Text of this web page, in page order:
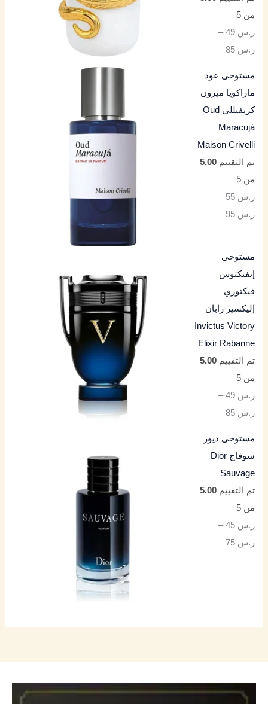
من 5
ر.س 49
–
ر.س 85
مستوحى عود
ماراكويا ميزون
كريفيللي Oud
Maracujá
Maison Crivelli
تم التقييم5.00
من 5
ر.س 55
–
ر.س 95
مستوحى
إنفيكتوس
فيكتوري
إليكسير رابان
Invictus Victory
Elixir Rabanne
تم التقييم5.00
من 5
ر.س 49
–
ر.س 85
مستوحى ديور
سوفاج Dior
Sauvage
تم التقييم5.00
من 5
ر.س 45
–
ر.س 75